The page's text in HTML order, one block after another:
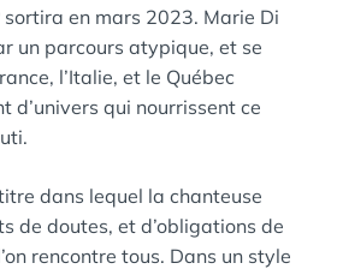
sortira en mars 2023. Marie Di
un parcours atypique, et se
l’Italie, et le Québec
d’univers qui nourrissent ce
dans lequel la chanteuse
de doutes, et d’obligations de
rencontre tous. Dans un style